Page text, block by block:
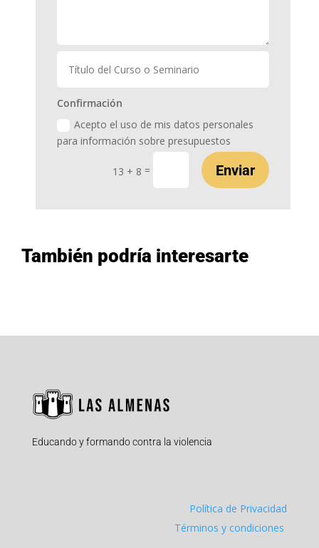
Confirmación
Acepto el uso de mis datos personales
para información sobre presupuestos
13 + 8 = Enviar
También podría interesarte
Educando y formando contra la violencia
Política de Privacidad
Términos y condiciones